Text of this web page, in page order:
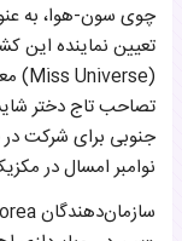
چوی سون-هوا، به
تعیین نماینده این
تصاحب تاج دختر
جنوبی برای شرکت در
نوامبر امسال در